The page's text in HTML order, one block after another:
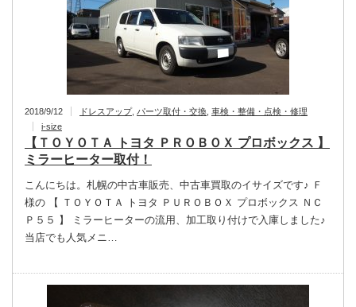
2018/9/12 ドレスアップ, パーツ取付・交換 車検・整備・点検・修理
i-size
【ＴＯＹＯＴＡ トヨタ ＰＲＯＢＯＸ プロボックス 】
ミラーヒーター取付！
こんにちは。札幌の中古車販売、中古車買取のイサイズです♪ Ｆ
様の 【 ＴＯＹＯＴＡ トヨタ ＰＵＲＯＢＯＸ プロボックス ＮＣ
Ｐ５５ 】 ミラーヒーターの流用、加工取り付けで入庫しました♪
当店でも人気メニ…